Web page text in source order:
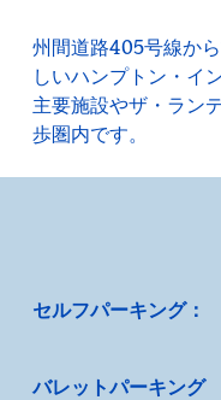
州間道路405号線か
しいハンプトン・イ
主要施設やザ・ラン
歩圏内です。
セルフパーキング：
バレットパーキング